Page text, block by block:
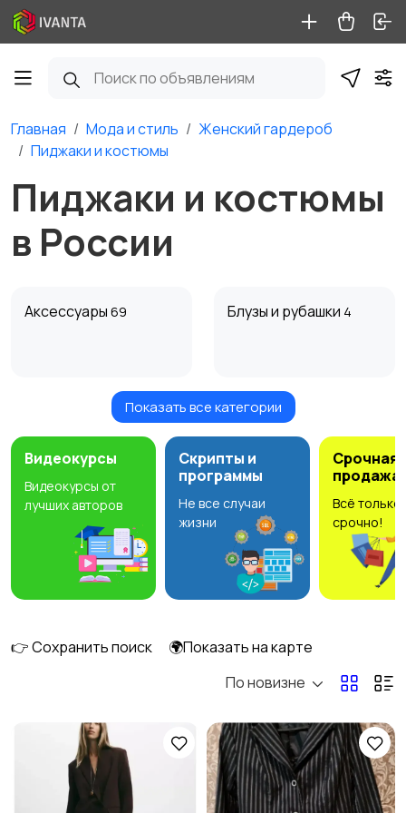
Главная Мода и стиль
Женский гардероб
Пиджаки и костюмы
Пиджаки и костюмы
в России
Аксессуары 69 Блузы и рубашки 4
Будущим мамам Верхняя одежда
6 Домашняя одежда
Нижнее белье Обувь84
Показать все категории
Видеокурсы
Видеокурсы от
лучших авторов
Скрипты и
программы
Не все случаи
жизни
Срочная
продажа
Всё только
срочно!
👉 Сохранить поиск
🌍Показать на карте
По новизне